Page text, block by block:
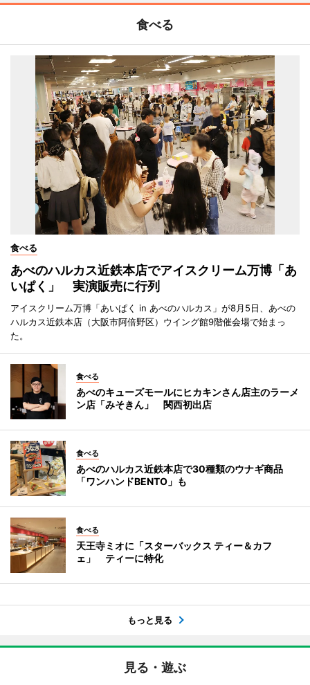
食べる
食べる
あべのハルカス近鉄本店でアイスクリーム万博「あ
いぱく」 実演販売に行列
アイスクリーム万博「あいぱく in あべのハルカス」が8月5日、あべの
ハルカス近鉄本店（大阪市阿倍野区）ウイング館9階催会場で始まっ
た。
食べる
あべのキューズモールにヒカキンさん店主のラーメ
ン店「みそきん」 関西初出店
食べる
あべのハルカス近鉄本店で30種類のウナギ商品
「ワンハンドBENTO」も
食べる
天王寺ミオに「スターバックス ティー＆カフ
ェ」 ティーに特化
もっと見る
見る・遊ぶ